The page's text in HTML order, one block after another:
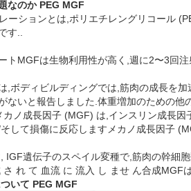
なのか PEG MGF
ーションとは,ポリエチレングリコール
す..
トMGFは生物利用性が高く,週に2〜3回
,ボディビルディングでは,筋肉の成長を
ないと報告しました.体重増加のための他
カノ成長因子 (MGF) は,インスリン成長
して損傷に反応しますメカノ成長因子
IGF遺伝子のスペイル変種で,筋肉の幹細
さ れ て 血流 に 流入 し ませ ん合成MGF
いて PEG MGF